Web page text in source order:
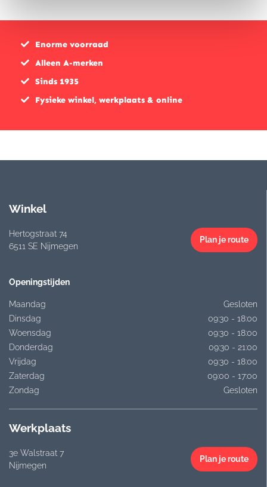
Enorme voorraad
Alleen A-merken
Sinds 1935
Fysieke winkel, werkplaats & online
Winkel
Hertogstraat 74
6511 SE Nijmegen
Plan je route
Openingstijden
Maandag
Gesloten
Dinsdag
09:30 - 18:00
Woensdag
09:30 - 18:00
Donderdag
09:30 - 21:00
Vrijdag
09:30 - 18:00
Zaterdag
09:00 - 17:00
Zondag
Gesloten
Werkplaats
3e Walstraat 7
Nijmegen
Plan je route